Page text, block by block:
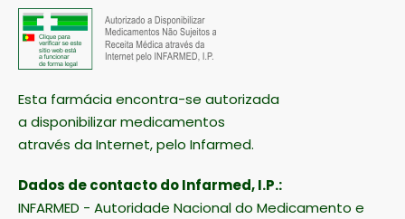
Esta farmácia encontra-se autorizada
a disponibilizar medicamentos
através da Internet, pelo Infarmed.
Dados de contacto do Infarmed, I.P.:
INFARMED - Autoridade Nacional do Medicamento e